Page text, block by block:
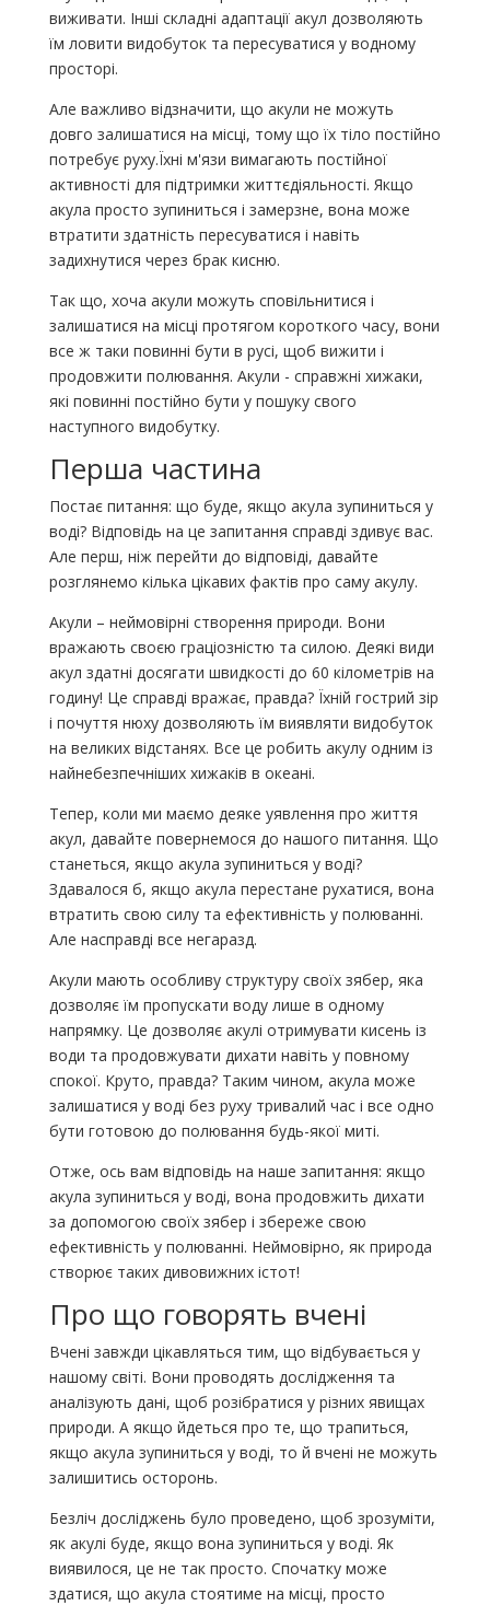
виживати. Інші складні адаптації акул дозволяють
їм ловити видобуток та пересуватися у водному
просторі.
Але важливо відзначити, що акули не можуть
довго залишатися на місці, тому що їх тіло постійно
потребує руху.Їхні м'язи вимагають постійної
активності для підтримки життєдіяльності. Якщо
акула просто зупиниться і замерзне, вона може
втратити здатність пересуватися і навіть
задихнутися через брак кисню.
Так що, хоча акули можуть сповільнитися і
залишатися на місці протягом короткого часу, вони
все ж таки повинні бути в русі, щоб вижити і
продовжити полювання. Акули - справжні хижаки,
які повинні постійно бути у пошуку свого
наступного видобутку.
Перша частина
Постає питання: що буде, якщо акула зупиниться у
воді? Відповідь на це запитання справді здивує вас.
Але перш, ніж перейти до відповіді, давайте
розглянемо кілька цікавих фактів про саму акулу.
Акули – неймовірні створення природи. Вони
вражають своєю граціозністю та силою. Деякі види
акул здатні досягати швидкості до 60 кілометрів на
годину! Це справді вражає, правда? Їхній гострий зір
і почуття нюху дозволяють їм виявляти видобуток
на великих відстанях. Все це робить акулу одним із
найнебезпечніших хижаків в океані.
Тепер, коли ми маємо деяке уявлення про життя
акул, давайте повернемося до нашого питання. Що
станеться, якщо акула зупиниться у воді?
Здавалося б, якщо акула перестане рухатися, вона
втратить свою силу та ефективність у полюванні.
Але насправді все негаразд.
Акули мають особливу структуру своїх зябер, яка
дозволяє їм пропускати воду лише в одному
напрямку. Це дозволяє акулі отримувати кисень із
води та продовжувати дихати навіть у повному
спокої. Круто, правда? Таким чином, акула може
залишатися у воді без руху тривалий час і все одно
бути готовою до полювання будь-якої миті.
Отже, ось вам відповідь на наше запитання: якщо
акула зупиниться у воді, вона продовжить дихати
за допомогою своїх зябер і збереже свою
ефективність у полюванні. Неймовірно, як природа
створює таких дивовижних істот!
Про що говорять вчені
Вчені завжди цікавляться тим, що відбувається у
нашому світі. Вони проводять дослідження та
аналізують дані, щоб розібратися у різних явищах
природи. А якщо йдеться про те, що трапиться,
якщо акула зупиниться у воді, то й вчені не можуть
залишитись осторонь.
Безліч досліджень було проведено, щоб зрозуміти,
як акулі буде, якщо вона зупиниться у воді. Як
виявилося, це не так просто. Спочатку може
здатися, що акула стоятиме на місці, просто